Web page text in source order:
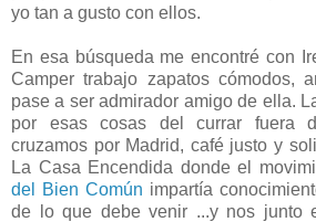
yo tan a gusto con ellos.
En esa búsqueda me encontré con
Camper trabajo zapatos cómodos,
pase a ser admirador amigo de ella.
por esas cosas del currar fuera
cruzamos por Madrid, café justo y
La Casa Encendida donde el
del Bien Común impartía
de lo que debe venir ...y nos junto